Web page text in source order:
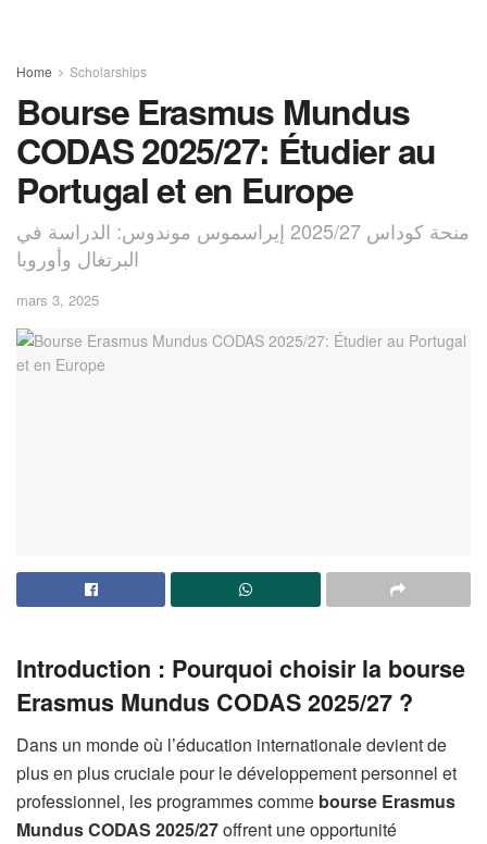
Home Scholarships
Bourse Erasmus Mundus
CODAS 2025/27: Étudier au
Portugal et en Europe
منحة كوداس 2025/27 إيراسموس موندوس: الدراسة في
البرتغال وأوروبا
mars 3, 2025
Introduction : Pourquoi choisir la bourse
Erasmus Mundus CODAS 2025/27 ?
Dans un monde où l’éducation internationale devient de
plus en plus cruciale pour le développement personnel et
professionnel, les programmes comme bourse Erasmus
Mundus CODAS 2025/27offrent une opportunité